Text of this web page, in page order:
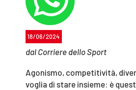
18/06/2024
dal Corriere dello Sport
Agonismo, competitività,
voglia di stare insieme: è